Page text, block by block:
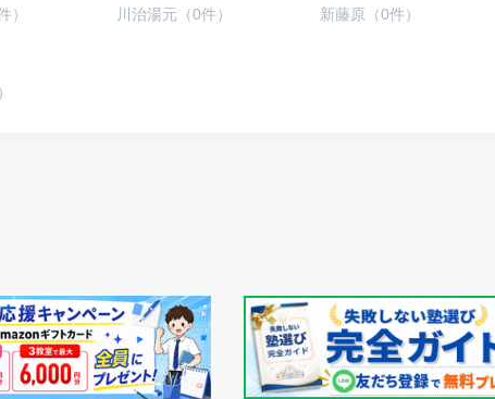
） 川治湯元（0件） 新藤原（0件）